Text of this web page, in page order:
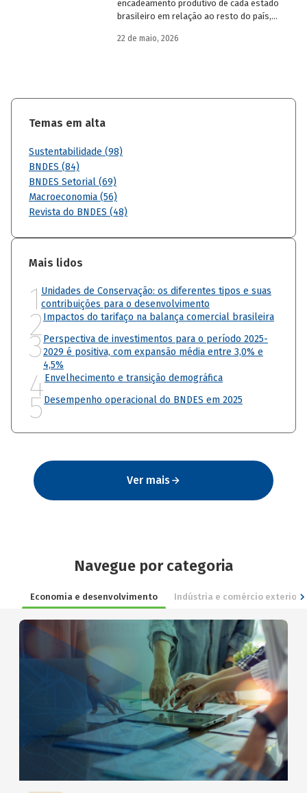
encadeamento produtivo de cada estado
brasileiro em relação ao resto do país,
quanto o estímulo a um estado ou setor
22 de maio, 2026
Temas em alta
Sustentabilidade (98)
BNDES (84)
BNDES Setorial (69)
Macroeconomia (56)
Revista do BNDES (48)
Mais lidos
1 Unidades de Conservação: os diferentes tipos e suas
contribuições para o desenvolvimento
2Impactos do tarifaço na balança comercial brasileira
3Perspectiva de investimentos para o período 2025-
2029 é positiva, com expansão média entre 3,0% e
4,5%
4Envelhecimento e transição demográfica
5 Desempenho operacional do BNDES em 2025
Ver mais
Navegue por categoria
Economia e desenvolvimento Indústria e comércio exterior